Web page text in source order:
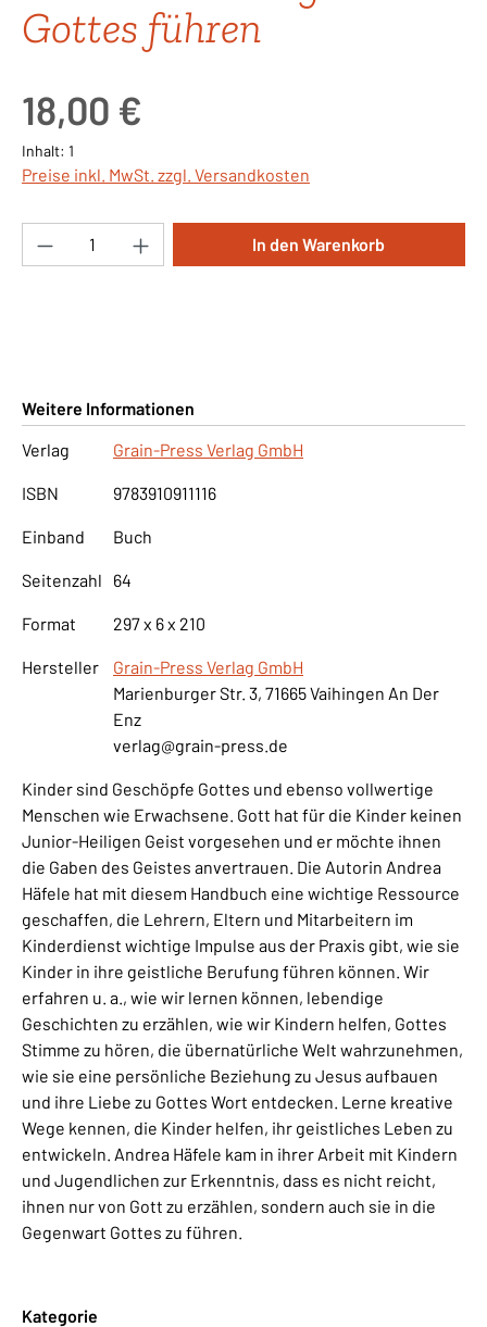
Gottes führen
18,00 €
Inhalt: 1
Preise inkl. MwSt. zzgl. Versandkosten
Produkt Anzahl: Gib den gewünschten
In den Warenkorb
Weitere Informationen
Verlag
Grain-Press Verlag GmbH
ISBN 9783910911116
Einband Buch
Seitenzahl 64
Format 297 x 6 x 210
Hersteller
Grain-Press Verlag GmbH
Marienburger Str. 3, 71665 Vaihingen An Der
Enz
verlag@grain-press.de
Kinder sind Geschöpfe Gottes und ebenso vollwertige
Menschen wie Erwachsene. Gott hat für die Kinder keinen
Junior-Heiligen Geist vorgesehen und er möchte ihnen
die Gaben des Geistes anvertrauen. Die Autorin Andrea
Häfele hat mit diesem Handbuch eine wichtige Ressource
geschaffen, die Lehrern, Eltern und Mitarbeitern im
Kinderdienst wichtige Impulse aus der Praxis gibt, wie sie
Kinder in ihre geistliche Berufung führen können. Wir
erfahren u. a., wie wir lernen können, lebendige
Geschichten zu erzählen, wie wir Kindern helfen, Gottes
Stimme zu hören, die übernatürliche Welt wahrzunehmen,
wie sie eine persönliche Beziehung zu Jesus aufbauen
und ihre Liebe zu Gottes Wort entdecken. Lerne kreative
Wege kennen, die Kinder helfen, ihr geistliches Leben zu
entwickeln. Andrea Häfele kam in ihrer Arbeit mit Kindern
und Jugendlichen zur Erkenntnis, dass es nicht reicht,
ihnen nur von Gott zu erzählen, sondern auch sie in die
Gegenwart Gottes zu führen.
Kategorie